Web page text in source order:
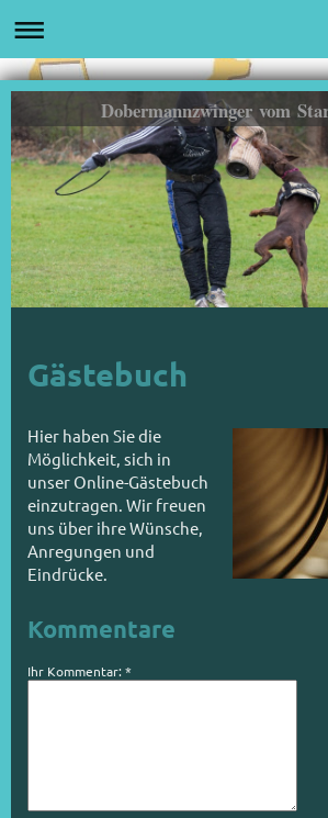
Dobermannzwinger vom
Gästebuch
Hier haben Sie die
Möglichkeit, sich in
unser Online-Gästebuch
einzutragen. Wir freuen
uns über ihre Wünsche,
Anregungen und
Eindrücke.
Kommentare
Ihr Kommentar: *